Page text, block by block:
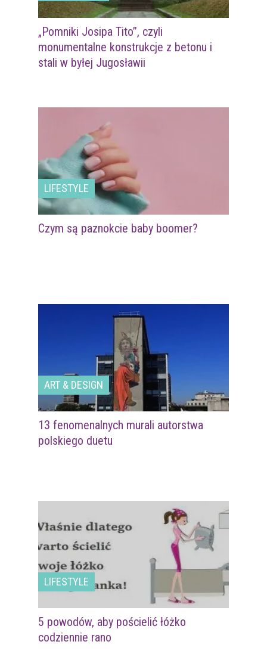
„Pomniki Josipa Tito”, czyli
monumentalne konstrukcje z betonu i
stali w byłej Jugosławii
LIFESTYLE
Czym są paznokcie baby boomer?
ART & DESIGN
13 fenomenalnych murali autorstwa
polskiego duetu
LIFESTYLE
5 powodów, aby pościelić łóżko
codziennie rano